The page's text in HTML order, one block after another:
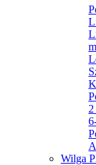
2
Wilga